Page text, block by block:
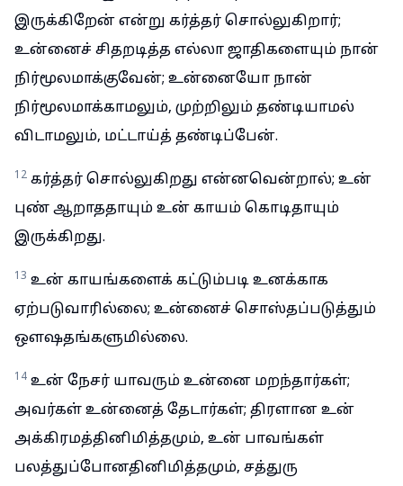
இருக்கிறேன் என்று கர்த்தர் சொல்லுகிறார்;
உன்னைச் சிதறடித்த எல்லா ஜாதிகளையும் நான்
நிர்மூலமாக்குவேன்; உன்னையோ நான்
நிர்மூலமாக்காமலும், முற்றிலும் தண்டியாமல்
விடாமலும், மட்டாய்த் தண்டிப்பேன்.
12 கர்த்தர் சொல்லுகிறது என்னவென்றால்; உன்
புண் ஆறாததாயும் உன் காயம் கொடிதாயும்
இருக்கிறது.
13 உன் காயங்களைக் கட்டும்படி உனக்காக
ஏற்படுவாரில்லை; உன்னைச் சொஸ்தப்படுத்தும்
ஒளஷதங்களுமில்லை.
14 உன் நேசர் யாவரும் உன்னை மறந்தார்கள்;
அவர்கள் உன்னைத் தேடார்கள்; திரளான உன்
அக்கிரமத்தினிமித்தமும், உன் பாவங்கள்
பலத்துப்போனதினிமித்தமும், சத்துரு